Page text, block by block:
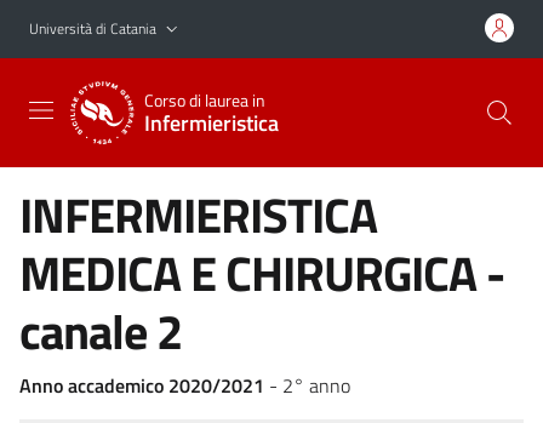
Vai al contenuto principale
Vai al menu di navigazione
Università di Catania
Corso di laurea in
Infermieristica
INFERMIERISTICA
MEDICA E CHIRURGICA -
canale 2
Anno accademico 2020/2021 - 2° anno